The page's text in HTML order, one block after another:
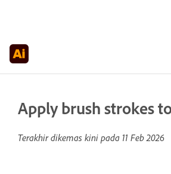
Apply brush strokes
Terakhir dikemas kini pada 11 Feb 2026